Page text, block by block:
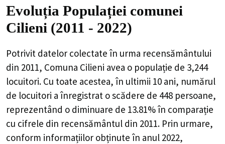
Evoluția Populației comunei
Cilieni (2011 - 2022)
Potrivit datelor colectate în urma recensământului
din 2011, Comuna Cilieni avea o populație de 3,244
locuitori. Cu toate acestea, în ultimii 10 ani, numărul
de locuitori a înregistrat oscădere de 448 persoane,
reprezentând o diminuare de 13.81%în comparație
cu cifrele din recensământul din 2011. Prin urmare,
conform informațiilor obținute în anul 2022,